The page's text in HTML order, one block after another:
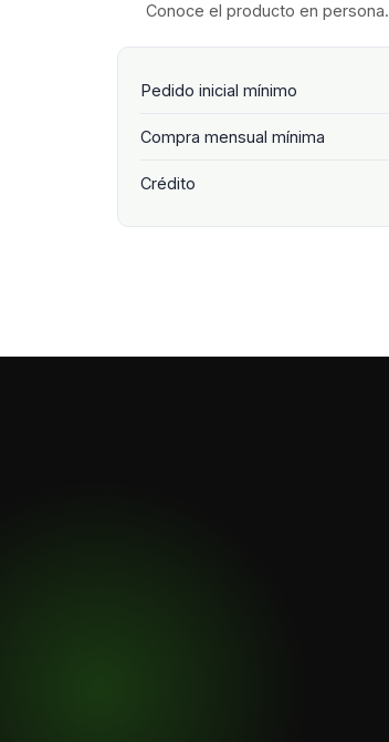
Conoce el producto en persona.
Pedido inicial mínimo
Compra mensual mínima
Crédito